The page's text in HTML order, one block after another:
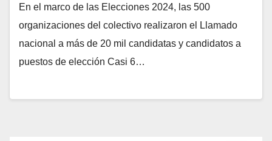
En el marco de las Elecciones 2024, las 500
organizaciones del colectivo realizaron el Llamado
nacional a más de 20 mil candidatas y candidatos a
puestos de elección Casi 6…